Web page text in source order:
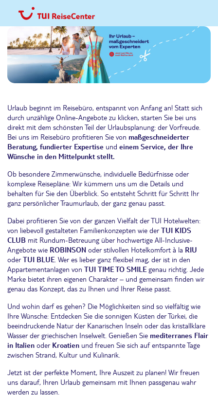
Urlaub beginnt im Reisebüro, entspannt von Anfang an! Statt sich
durch unzählige Online-Angebote zu klicken, starten Sie bei uns
direkt mit dem schönsten Teil der Urlaubsplanung: der Vorfreude.
Bei uns im Reisebüro profitieren Sie von maßgeschneiderter
Beratung, fundierter Expertise und einem Service, der Ihre
Wünsche in den Mittelpunkt stellt.
Ob besondere Zimmerwünsche, individuelle Bedürfnisse oder
komplexe Reisepläne: Wir kümmern uns um die Details und
behalten für Sie den Überblick. So entsteht Schritt für Schritt Ihr
ganz persönlicher Traumurlaub, der ganz genau passt.
Dabei profitieren Sie von der ganzen Vielfalt der TUI Hotelwelten:
von liebevoll gestalteten Familienkonzepten wie derTUI KIDS
CLUB mit Rundum-Betreuung über hochwertige All-Inclusive-
Angebote wie ROBINSON oder stilvollen Hotelkomfort à la RIU
oderTUI BLUE. Wer es lieber ganz flexibel mag, der ist in den
Appartementanlagen von TUI TIME TO SMILEgenau richtig. Jede
Marke bietet ihren eigenen Charakter – und gemeinsam finden wir
genau das Konzept, das zu Ihnen und Ihrer Reise passt.
Und wohin darf es gehen? Die Möglichkeiten sind so vielfältig wie
Ihre Wünsche: Entdecken Sie die sonnigen Küsten der Türkei, die
beeindruckende Natur der Kanarischen Inseln oder das kristallklare
Wasser der griechischen Inselwelt. Genießen Sie mediterranes Flair
in Italien oder Kroatien und freuen Sie sich auf entspannte Tage
zwischen Strand, Kultur und Kulinarik.
Jetzt ist der perfekte Moment, Ihre Auszeit zu planen! Wir freuen
uns darauf, Ihren Urlaub gemeinsam mit Ihnen passgenau wahr
werden zu lassen.